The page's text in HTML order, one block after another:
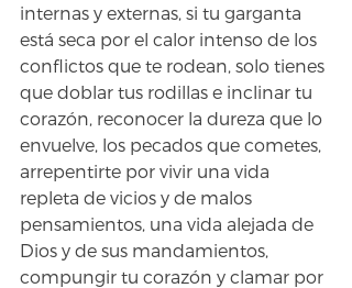
internas y externas, si tu garganta
está seca por el calor intenso de los
conflictos que te rodean, solo tienes
que doblar tus rodillas e inclinar tu
corazón, reconocer la dureza que lo
envuelve, los pecados que cometes,
arrepentirte por vivir una vida
repleta de vicios y de malos
pensamientos, una vida alejada de
Dios y de sus mandamientos,
compungir tu corazón y clamar por